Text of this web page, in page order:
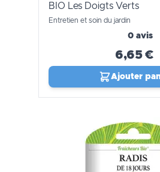
BIO Les Doigts Verts
Entretien et soin du jardin
0 avis
6,65 €
Ajouter